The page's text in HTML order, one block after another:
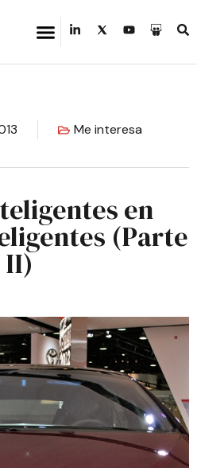
Me interesa
en
(Parte
II)